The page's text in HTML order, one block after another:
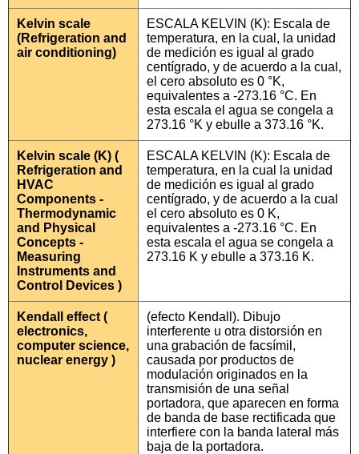
Kelvin scale
(Refrigeration and
air conditioning)
ESCALA KELVIN (K): Escala de
temperatura, en la cual, la unidad
de medición es igual al grado
centígrado, y de acuerdo a la cual,
el cero absoluto es 0 °K,
equivalentes a -273.16 °C. En
esta escala el agua se congela a
273.16 °K y ebulle a 373.16 °K.
Kelvin scale (K) (
Refrigeration and
HVAC
Components -
Thermodynamic
and Physical
Concepts -
Measuring
Instruments and
Control Devices )
ESCALA KELVIN (K): Escala de
temperatura, en la cual la unidad
de medición es igual al grado
centígrado, y de acuerdo a la cual
el cero absoluto es 0 K,
equivalentes a -273.16 °C. En
esta escala el agua se congela a
273.16 K y ebulle a 373.16 K.
Kendall effect (
electronics,
computer science,
nuclear energy )
(efecto Kendall). Dibujo
interferente u otra distorsión en
una grabación de facsímil,
causada por productos de
modulación originados en la
transmisión de una señal
portadora, que aparecen en forma
de banda de base rectificada que
interfiere con la banda lateral más
baja de la portadora.